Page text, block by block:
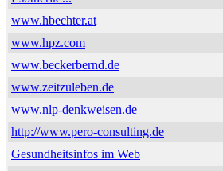
www.hbechter.at
www.hpz.com
www.beckerbernd.de
www.zeitzuleben.de
www.nlp-denkweisen.de
http://www.pero-consulting.de
Gesundheitsinfos im Web